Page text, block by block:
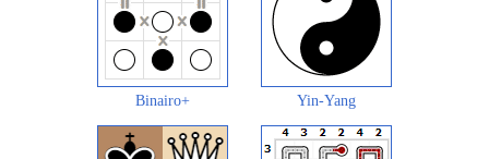
Binairo+ Yin-Yang